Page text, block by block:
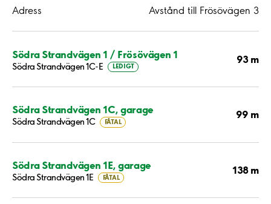
Adress Avstånd till Frösövägen 3
Södra Strandvägen 1 / Frösövägen 1
Södra Strandvägen 1C-E LEDIGT
93 m
Södra Strandvägen 1C, garage
Södra Strandvägen 1C FÅTAL
99 m
Södra Strandvägen 1E, garage
Södra Strandvägen 1E FÅTAL
138 m